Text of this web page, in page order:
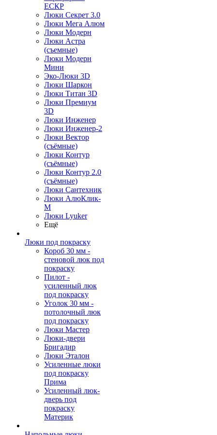
ЕСКР
Люки Секрет 3.0
Люки Мега Алюм
Люки Модерн
Люки Астра
(съемные)
Люки Модерн
Мини
Эко-Люки 3D
Люки Шаркон
Люки Титан 3D
Люки Премиум
3D
Люки Инженер
Люки Инженер-2
Люки Вектор
(съёмные)
Люки Контур
(съёмные)
Люки Контур 2.0
(съёмные)
Люки Сантехник
Люки АлюКлик-
М
Люки Lyuker
Ещё
Люки под покраску
Короб 30 мм -
стеновой люк под
покраску
Пилот -
усиленный люк
под покраску
Уголок 30 мм -
потолочный люк
под покраску
Люки Мастер
Люки-двери
Бригадир
Люки Эталон
Усиленные люки
под покраску
Прима
Усиленный люк-
дверь под
покраску
Материк